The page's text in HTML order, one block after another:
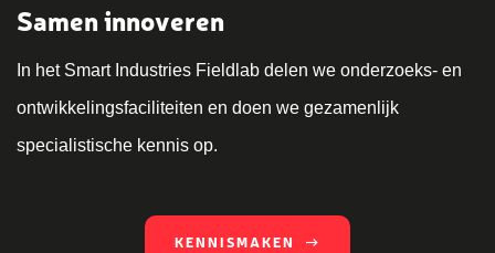
Samen innoveren
In het Smart Industries Fieldlab delen we onderzoeks- en
ontwikkelingsfaciliteiten en doen we gezamenlijk
specialistische kennis op.
KENNISMAKEN